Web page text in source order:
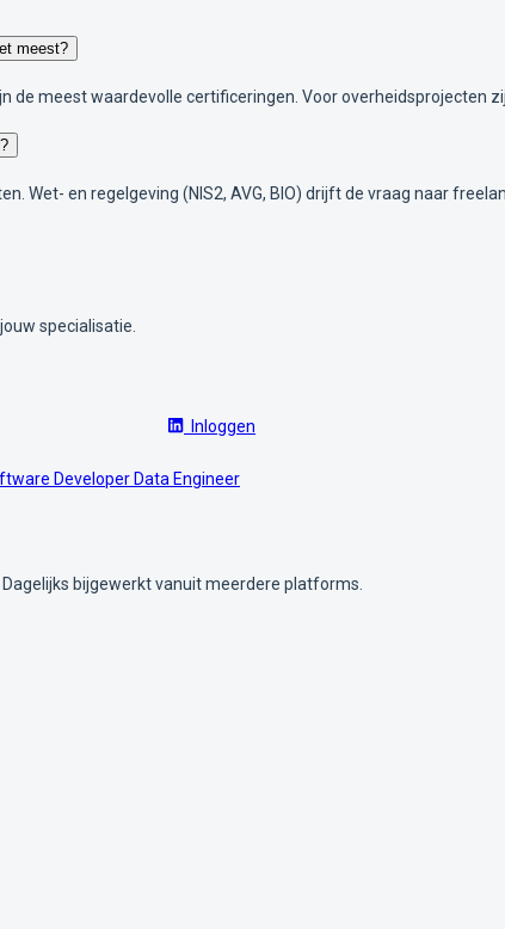
meest?
de meest waardevolle certificeringen. Voor overheidsprojecten
Wet- en regelgeving (NIS2, AVG, BIO) drijft de vraag naar
specialisatie.
Inloggen
DeveloperData Engineer
bijgewerkt vanuit meerdere platforms.